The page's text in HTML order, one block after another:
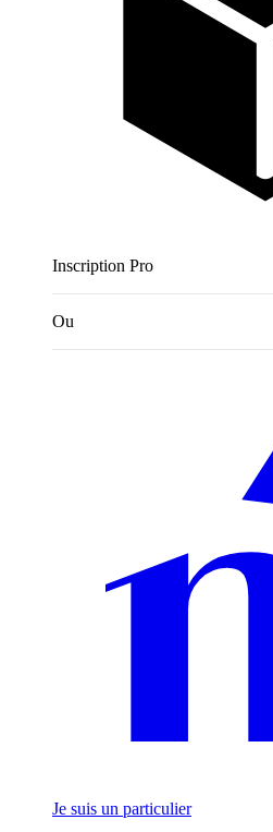
Inscription Pro
Ou
Je suis un particulier